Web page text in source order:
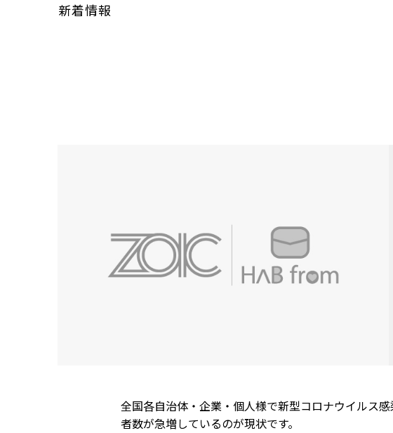
新着情報
全国各自治体・企業・個人様で新型コロナウイルス
者数が急増しているのが現状です。